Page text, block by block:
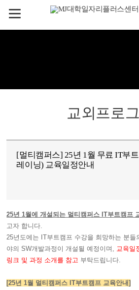
교외프로
[멀티캠퍼스] 25년 1월 무료 IT부
레이닝) 교육일정안내
25년 1월에 개설되는 멀티캠퍼스 IT부트캠프
고자 합니다.
25년도에는 IT부트캠프 수강을 희망하는 분들
야의 SW개발과정이 개설될 예정이며, 교육일
링크 및 과정 소개를 참고 부탁드립니다.
[25년 1월 멀티캠퍼스 IT부트캠프 교육안내]